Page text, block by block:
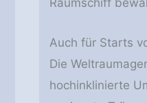
Auch für Starts
Die
hochinklinierte